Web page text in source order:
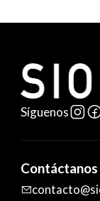
Síguenos
Contáctanos